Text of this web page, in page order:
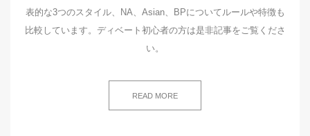
表的な3つのスタイル、NA、Asian、BPについてルールや特徴も
比較しています。ディベート初心者の方は是非記事をご覧くださ
い。
READ MORE